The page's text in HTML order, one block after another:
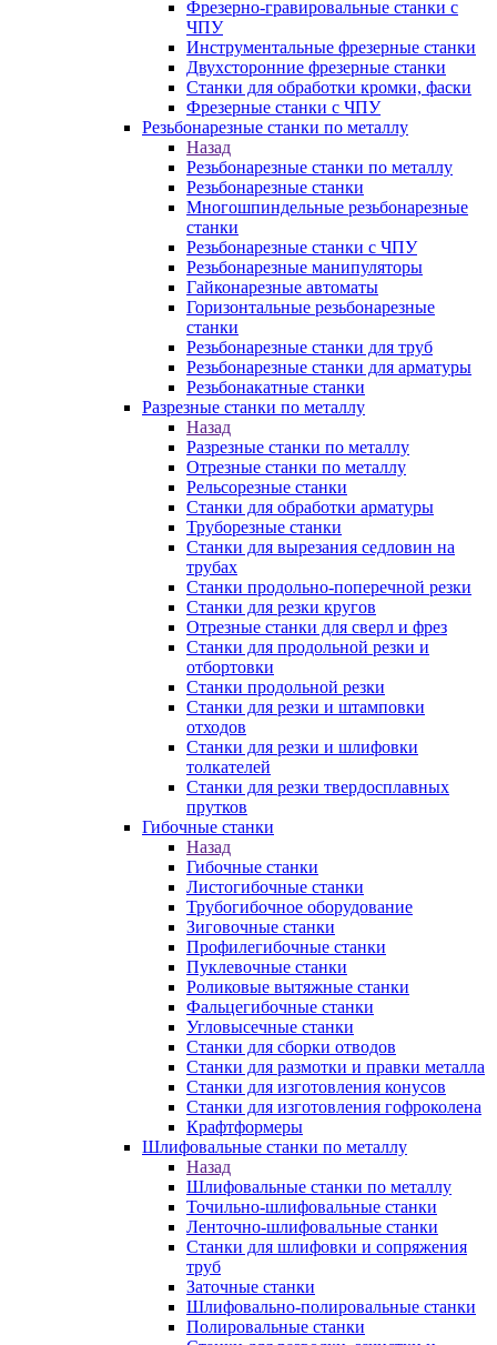
Фрезерно-гравировальные станки с
ЧПУ
Инструментальные фрезерные станки
Двухсторонние фрезерные станки
Станки для обработки кромки, фаски
Фрезерные станки с ЧПУ
Резьбонарезные станки по металлу
Назад
Резьбонарезные станки по металлу
Резьбонарезные станки
Многошпиндельные резьбонарезные
станки
Резьбонарезные станки с ЧПУ
Резьбонарезные манипуляторы
Гайконарезные автоматы
Горизонтальные резьбонарезные
станки
Резьбонарезные станки для труб
Резьбонарезные станки для арматуры
Резьбонакатные станки
Разрезные станки по металлу
Назад
Разрезные станки по металлу
Отрезные станки по металлу
Рельсорезные станки
Станки для обработки арматуры
Труборезные станки
Станки для вырезания седловин на
трубаx
Станки продольно-поперечной резки
Станки для резки кругов
Отрезные станки для сверл и фрез
Станки для продольной резки и
отбортовки
Станки продольной резки
Станки для резки и штамповки
отходов
Станки для резки и шлифовки
толкателей
Станки для резки твердосплавных
прутков
Гибочные станки
Назад
Гибочные станки
Листогибочные станки
Трубогибочное оборудование
Зиговочные станки
Профилегибочные станки
Пуклевочные станки
Роликовые вытяжные станки
Фальцегибочные станки
Угловысечные станки
Станки для сборки отводов
Станки для размотки и правки металла
Станки для изготовления конусов
Станки для изготовления гофроколена
Крафтформеры
Шлифовальные станки по металлу
Назад
Шлифовальные станки по металлу
Точильно-шлифовальные станки
Ленточно-шлифовальные станки
Станки для шлифовки и сопряжения
труб
Заточные станки
Шлифовально-полировальные станки
Полировальные станки